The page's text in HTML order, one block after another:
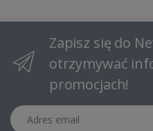
Zapisz się do
otrzymywać
promocjach!
Adres email